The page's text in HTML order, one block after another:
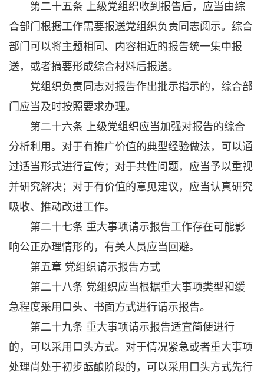
第二十五条 上级党组织收到报告后，应当由综
合部门根据工作需要报送党组织负责同志阅示。综合
部门可以将主题相同、内容相近的报告统一集中报
送，或者摘要形成综合材料后报送。
党组织负责同志对报告作出批示指示的，综合部
门应当及时按照要求办理。
第二十六条 上级党组织应当加强对报告的综合
分析利用。对于有推广价值的典型经验做法，可以通
过适当形式进行宣传；对于共性问题，应当予以重视
并研究解决；对于有价值的意见建议，应当认真研究
吸收、推动改进工作。
第二十七条 重大事项请示报告工作存在可能影
响公正办理情形的，有关人员应当回避。
第五章 党组织请示报告方式
第二十八条 党组织应当根据重大事项类型和缓
急程度采用口头、书面方式进行请示报告。
第二十九条 重大事项请示报告适宜简便进行
的，可以采用口头方式。对于情况紧急或者重大事项
处理尚处于初步酝酿阶段的，可以采用口头方式先行